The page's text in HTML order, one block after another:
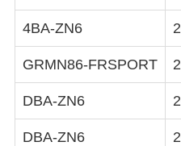
4BA-ZN6
GRMN86-FRSPORT
DBA-ZN6
DBA-ZN6